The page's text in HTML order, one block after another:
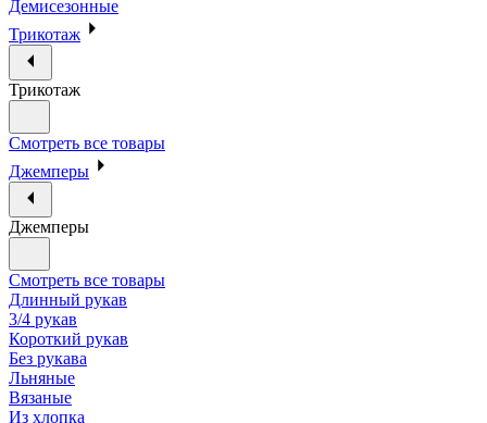
Демисезонные
Трикотаж
Трикотаж
Смотреть все товары
Джемперы
Джемперы
Смотреть все товары
Длинный рукав
3/4 рукав
Короткий рукав
Без рукава
Льняные
Вязаные
Из хлопка